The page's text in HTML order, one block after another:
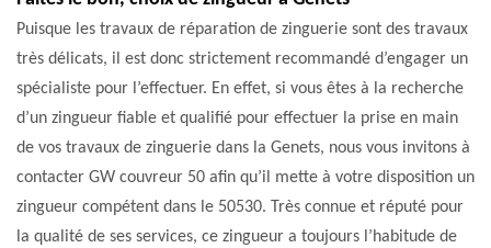
Puisque les travaux de réparation de zinguerie sont des travaux
très délicats, il est donc strictement recommandé d’engager un
spécialiste pour l’effectuer. En effet, si vous êtes à la recherche
d’un zingueur fiable et qualifié pour effectuer la prise en main
de vos travaux de zinguerie dans la Genets, nous vous invitons à
contacter GW couvreur 50 afin qu’il mette à votre disposition un
zingueur compétent dans le 50530. Très connue et réputé pour
la qualité de ses services, ce zingueur a toujours l’habitude de